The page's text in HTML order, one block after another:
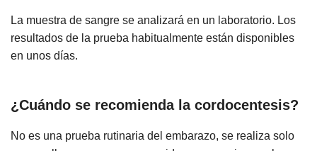
La muestra de sangre se analizará en un laboratorio. Los
resultados de la prueba habitualmente están disponibles
en unos días.
¿Cuándo se recomienda la cordocentesis?
No es una prueba rutinaria del embarazo, se realiza solo